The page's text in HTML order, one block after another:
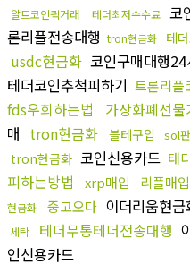
알트코인퀵거래 테더최저수수료 코
론리플전송대행 tron현금화 테
usdc현금화 코인구매대행24
테더코인추척피하기 트론리플
fds우회하는법
가상화폐선물
매 tron현금화 블테구입 sol
tron현금화 코인신용카드 태
피하는방법
xrp매입 리플매입
현금화
중고오다 이더리움현금
세탁 테더무통테더전송대행
인신용카드